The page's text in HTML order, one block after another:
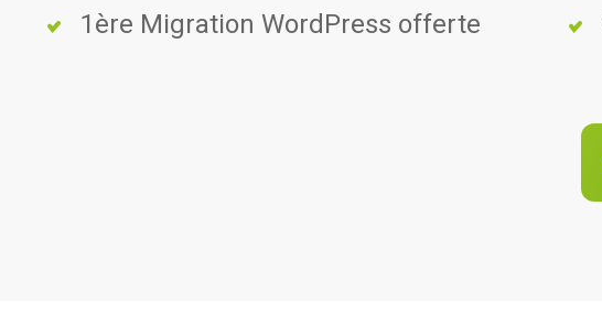
1ère Migration WordPress offerte